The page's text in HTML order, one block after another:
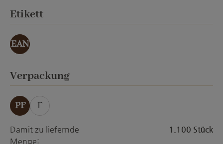
Etikettauswählen
EAN
Verpackungauswählen
PF F
Damit zu liefernde
Menge:
1.100 Stück